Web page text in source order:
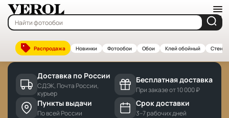
Распродажа Новинки Фотообои Обои Клей обойный
Главная—Бренды
Доставка по России
СДЭК, Почта России,
курьер
Бесплатная доставка
При заказе от 10 000 ₽
Пункты выдачи
По всей России
Срок доставки
3–7 рабочих дней